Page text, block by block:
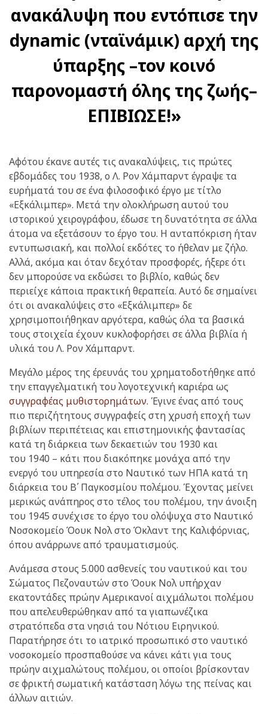
ανακάλυψη που εντόπισε την
dynamic (νταϊνάμικ) αρχή της
ύπαρξης –τον κοινό
παρονομαστή όλης της ζωής–
ΕΠΙΒΙΩΣΕ!»
Αφότου έκανε αυτές τις ανακαλύψεις, τις πρώτες
εβδομάδες του 1938, ο Λ. Ρον Χάμπαρντ έγραψε τα
ευρήματά του σε ένα φιλοσοφικό έργο με τίτλο
«Εξκάλιμπερ». Μετά την ολοκλήρωση αυτού του
ιστορικού χειρογράφου, έδωσε τη δυνατότητα σε άλλα
άτομα να εξετάσουν το έργο του. Η ανταπόκριση ήταν
εντυπωσιακή, και πολλοί εκδότες το ήθελαν με ζήλο.
Αλλά, ακόμα και όταν δεχόταν προσφορές, ήξερε ότι
δεν μπορούσε να εκδώσει το βιβλίο, καθώς δεν
περιείχε κάποια πρακτική θεραπεία. Αυτό δε σημαίνει
ότι οι ανακαλύψεις στο «Εξκάλιμπερ» δε
χρησιμοποιήθηκαν αργότερα, καθώς όλα τα βασικά
τους στοιχεία έχουν κυκλοφορήσει σε άλλα βιβλία ή
υλικά του Λ. Ρον Χάμπαρντ.
Μεγάλο μέρος της έρευνάς του χρηματοδοτήθηκε από
την επαγγελματική του λογοτεχνική καριέρα ως
συγγραφέας μυθιστορημάτων. Έγινε ένας από τους
πιο περιζήτητους συγγραφείς στη χρυσή εποχή των
βιβλίων περιπέτειας και επιστημονικής φαντασίας
κατά τη διάρκεια των δεκαετιών του 1930 και
του 1940 – κάτι που διακόπηκε μονάχα από την
ενεργό του υπηρεσία στο Ναυτικό των ΗΠΑ κατά τη
διάρκεια του Βʹ Παγκοσμίου πολέμου. Έχοντας μείνει
μερικώς ανάπηρος στο τέλος του πολέμου, την άνοιξη
του 1945 συνέχισε το έργο του ολόψυχα στο Ναυτικό
Νοσοκομείο Όουκ Νολ στο Όκλαντ της Καλιφόρνιας,
όπου ανάρρωνε από τραυματισμούς.
Ανάμεσα στους 5.000 ασθενείς του ναυτικού και του
Σώματος Πεζοναυτών στο Όουκ Νολ υπήρχαν
εκατοντάδες πρώην Αμερικανοί αιχμάλωτοι πολέμου
που απελευθερώθηκαν από τα γιαπωνέζικα
στρατόπεδα στα νησιά του Νότιου Ειρηνικού.
Παρατήρησε ότι το ιατρικό προσωπικό στο ναυτικό
νοσοκομείο προσπαθούσε να κάνει κάτι για τους
πρώην αιχμαλώτους πολέμου, οι οποίοι βρίσκονταν
σε φρικτή σωματική κατάσταση λόγω της πείνας και
άλλων αιτιών.